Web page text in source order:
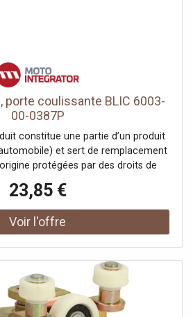
porte coulissante BLIC 6003-
00-0387P
constitue une partie d’un produit
et sert de remplacement
protégées par des droits de
à ce que ni lui-même ni ses autres
contractuels n’utilisent les pièces
fins que exclusivement pour la
complexe, ni ne les emploient
23,85 €